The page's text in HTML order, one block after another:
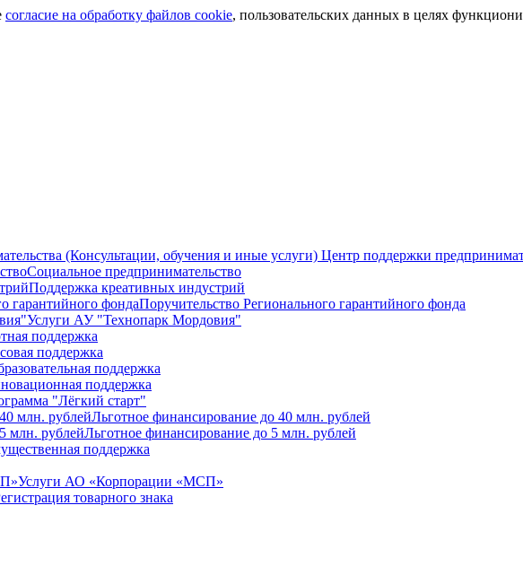
согласие на обработку файлов cookie, пользовательских данных в целях
Центр поддержки
Социальное предпринимательство
Поддержка креативных индустрий
Поручительство Регионального гарантийного фонда
Услуги АУ "Технопарк Мордовия"
поддержка
поддержка
поддержка
поддержка
"Лёгкий старт"
Льготное финансирование до 40 млн. рублей
Льготное финансирование до 5 млн. рублей
поддержка
Услуги АО «Корпорации «МСП»
товарного знака